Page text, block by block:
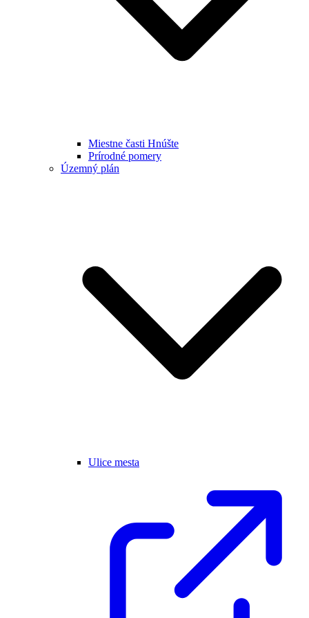
Miestne časti Hnúšte
Prírodné pomery
Územný plán
Ulice mesta